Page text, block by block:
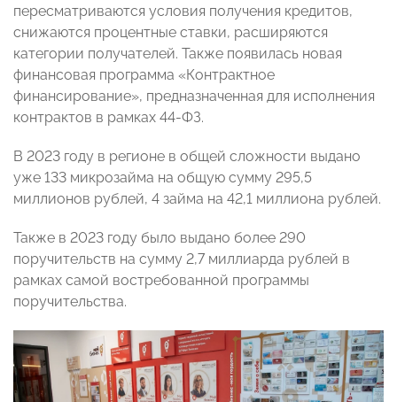
пересматриваются условия получения кредитов,
снижаются процентные ставки, расширяются
категории получателей. Также появилась новая
финансовая программа «Контрактное
финансирование», предназначенная для исполнения
контрактов в рамках 44-ФЗ.
В 2023 году в регионе в общей сложности выдано
уже 133 микрозайма на общую сумму 295,5
миллионов рублей, 4 займа на 42,1 миллиона рублей.
Также в 2023 году было выдано более 290
поручительств на сумму 2,7 миллиарда рублей в
рамках самой востребованной программы
поручительства.